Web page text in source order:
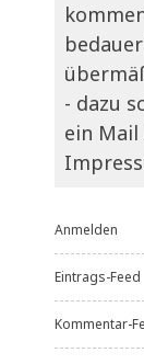
- dazu
ein Mail
Anmelden
Eintrags-Feed
Kommentar-